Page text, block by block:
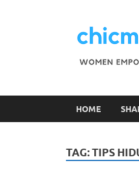
HOME
TAG:TIPS